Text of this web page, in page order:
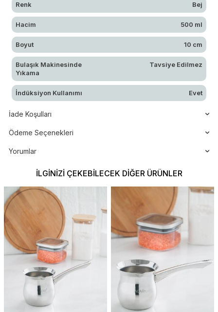
Renk Bej
Hacim 500 ml
Boyut 10 cm
Bulaşık Makinesinde
Yıkama
Tavsiye Edilmez
İndüksiyon Kullanımı Evet
İade Koşulları
Ödeme Seçenekleri
Yorumlar
İLGINIZI ÇEKEBILECEK DIĞER ÜRÜNLER